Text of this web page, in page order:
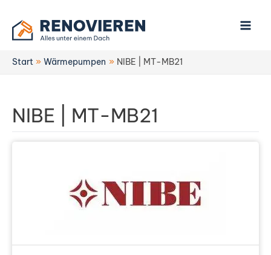
Inhalt
springen
Start Wärmepumpen NIBE | MT-MB21
NIBE | MT-MB21